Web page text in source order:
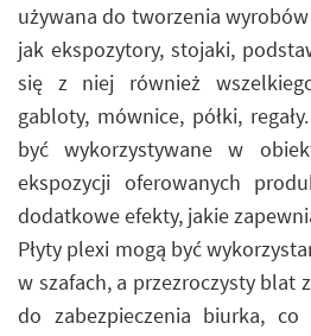
używana do tworzenia
jak ekspozytory, stojaki,
się z niej również
gabloty, mównice, półki,
być wykorzystywane w
ekspozycji oferowanych
dodatkowe efekty, jakie
Płyty plexi mogą być
w szafach, a przezroczysty blat
do zabezpieczenia biurka,